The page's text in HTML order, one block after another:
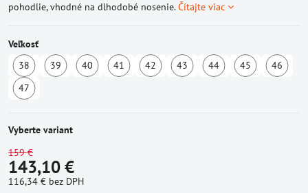
pohodlie, vhodné na dlhodobé nosenie.Čítajte viac
Veľkosť
38
39
40
41
42
43
44
45
46
47
Vyberte variant
159 €
143,10 €
116,34 € bez DPH